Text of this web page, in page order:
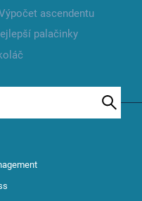
ascendentu
palačinky